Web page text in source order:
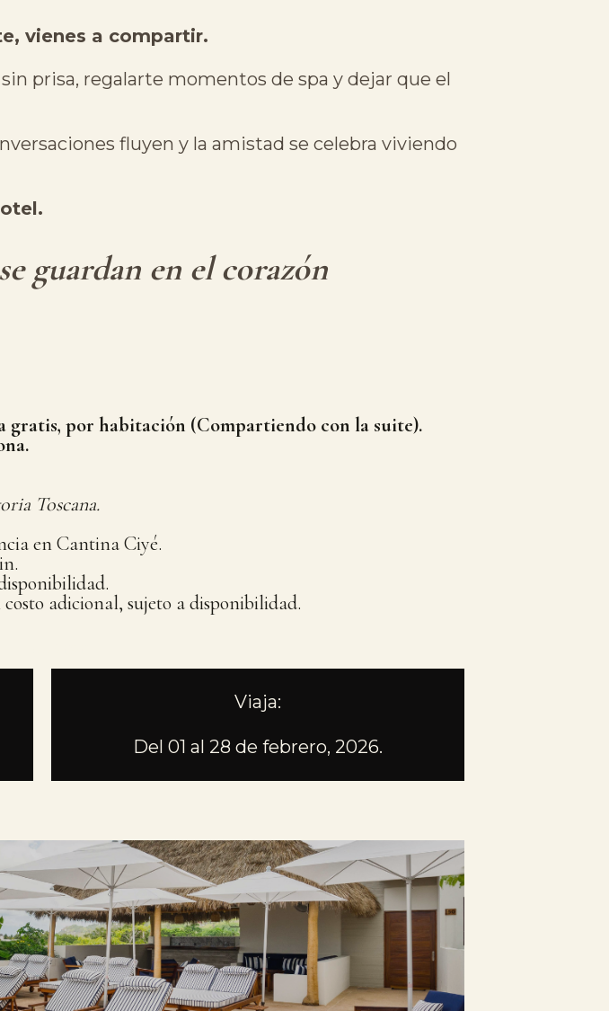
vienes a compartir.
prisa, regalarte momentos de spa y dejar que el
fluyen y la amistad se celebra viviendo
guardan en el corazón
gratis, por habitación (Compartiendo con la suite).
Toscana.
en Cantina Ciyé.
adicional, sujeto a disponibilidad.
Viaja:
Del 01 al 28 de febrero, 2026.